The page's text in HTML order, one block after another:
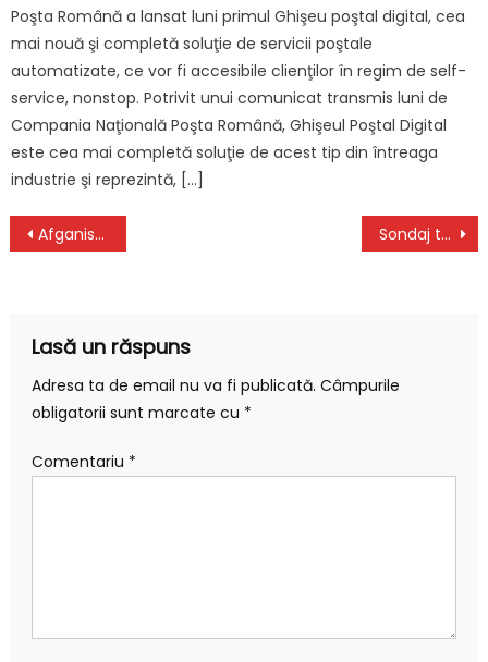
Poşta Română a lansat luni primul Ghişeu poştal digital, cea
mai nouă şi completă soluţie de servicii poştale
automatizate, ce vor fi accesibile clienţilor în regim de self-
service, nonstop. Potrivit unui comunicat transmis luni de
Compania Naţională Poşta Română, Ghişeul Poştal Digital
este cea mai completă soluţie de acest tip din întreaga
industrie şi reprezintă, […]
Navigare
Afganistan: Talibanii le-au interzis frizerilor să scurteze bărbile Sondaj tulburător: Abuzul online asupra copiilor arată că o treime dintre internauți încearcă să intre în contact cu minorii
Lasă un răspuns
Adresa ta de email nu va fi publicată. Câmpurile
obligatorii sunt marcate cu *
Comentariu *